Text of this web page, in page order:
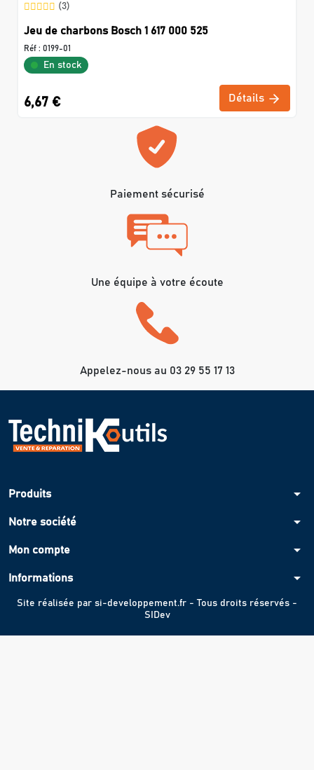
(3)
Jeu de charbons Bosch 1 617 000 525
Réf : 0199-01
En stock
6,67 € Détails
Paiement sécurisé
Une équipe à votre écoute
Appelez-nous au 03 29 55 17 13
Produits arrow_drop_down
Notre société arrow_drop_down
Mon compte arrow_drop_down
Informations arrow_drop_down
Site réalisée par si-developpement.fr - Tous droits réservés -
SIDev